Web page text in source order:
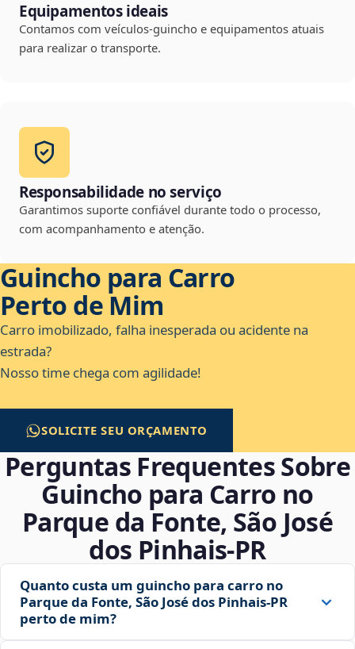
Equipamentos ideais
Contamos com veículos-guincho e equipamentos atuais
para realizar o transporte.
Responsabilidade no serviço
Garantimos suporte confiável durante todo o processo,
com acompanhamento e atenção.
Guincho para Carro
Perto de Mim
Carro imobilizado, falha inesperada ou acidente na
estrada?
Nosso time chega com agilidade!
SOLICITE SEU ORÇAMENTO
Perguntas Frequentes Sobre
Guincho para Carro no
Parque da Fonte, São José
dos Pinhais‑PR
Quanto custa um guincho para carro no
Parque da Fonte, São José dos Pinhais‑PR
perto de mim?